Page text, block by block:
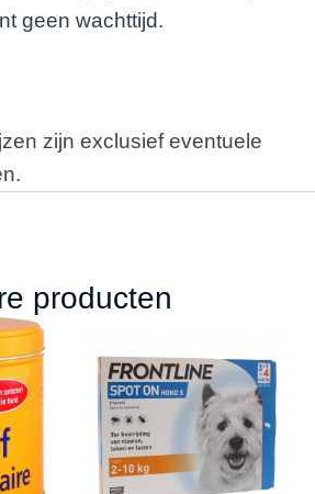
geen wachttijd.
zijn exclusief eventuele
producten